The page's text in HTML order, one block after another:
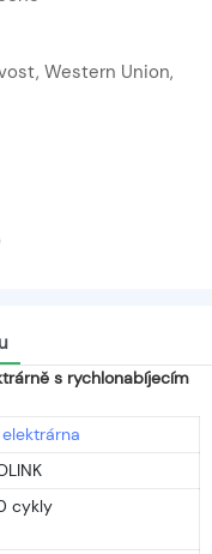
Western Union,
s rychlonabíjecím
cykly